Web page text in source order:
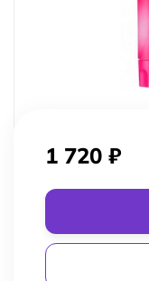
1 720 ₽